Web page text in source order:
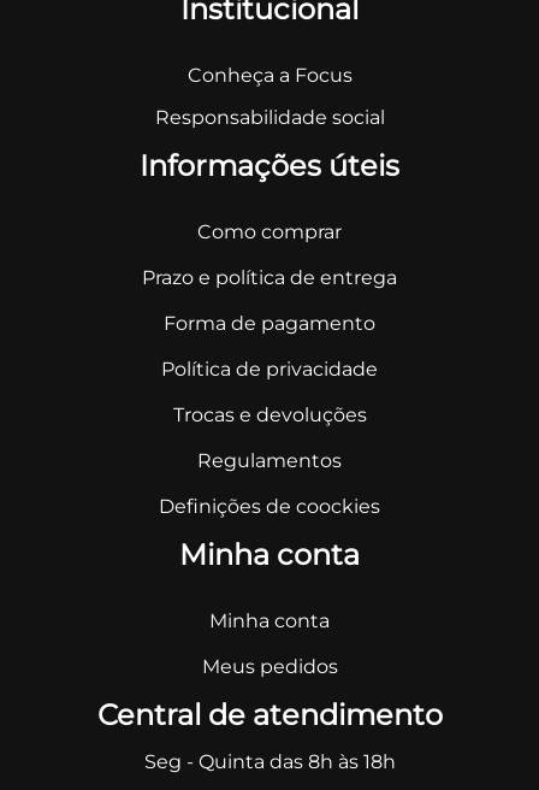
Institucional
Conheça a Focus
Responsabilidade social
Informações úteis
Como comprar
Prazo e política de entrega
Forma de pagamento
Política de privacidade
Trocas e devoluções
Regulamentos
Definições de coockies
Minha conta
Minha conta
Meus pedidos
Central de atendimento
Seg - Quinta das 8h às 18h